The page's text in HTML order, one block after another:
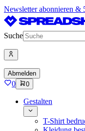
Newsletter abonnieren &
Suche
Abmelden
0 0
Gestalten
T-Shirt